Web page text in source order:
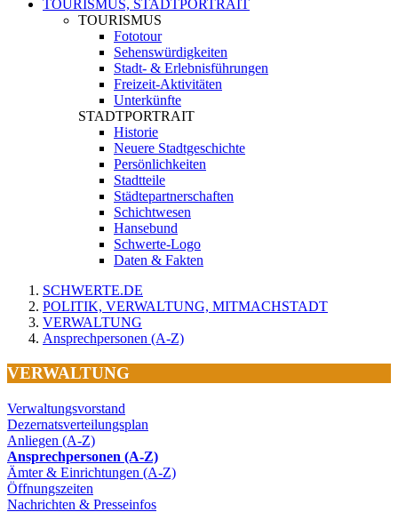
TOURISMUS, STADTPORTRAIT
TOURISMUS
Fototour
Sehenswürdigkeiten
Stadt- & Erlebnisführungen
Freizeit-Aktivitäten
Unterkünfte
STADTPORTRAIT
Historie
Neuere Stadtgeschichte
Persönlichkeiten
Stadtteile
Städtepartnerschaften
Schichtwesen
Hansebund
Schwerte-Logo
Daten & Fakten
SCHWERTE.DE
POLITIK, VERWALTUNG, MITMACHSTADT
VERWALTUNG
Ansprechpersonen (A-Z)
VERWALTUNG
Verwaltungsvorstand
Dezernatsverteilungsplan
Anliegen (A-Z)
Ansprechpersonen (A-Z)
Ämter & Einrichtungen (A-Z)
Öffnungszeiten
Nachrichten & Presseinfos